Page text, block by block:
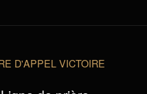
D'APPEL VICTOIRE